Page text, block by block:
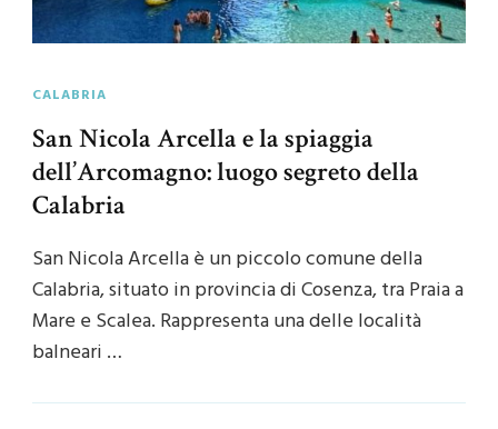
CALABRIA
San Nicola Arcella e la spiaggia
dell’Arcomagno: luogo segreto della
Calabria
San Nicola Arcella è un piccolo comune della
Calabria, situato in provincia di Cosenza, tra Praia a
Mare e Scalea. Rappresenta una delle località
balneari …